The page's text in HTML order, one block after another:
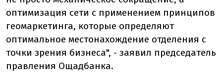
оптимизация сети с применением принципов
геомаркетинга, которые определяют
оптимальное местонахождение отделения с
точки зрения бизнеса", - заявил председатель
правления Ощадбанка.